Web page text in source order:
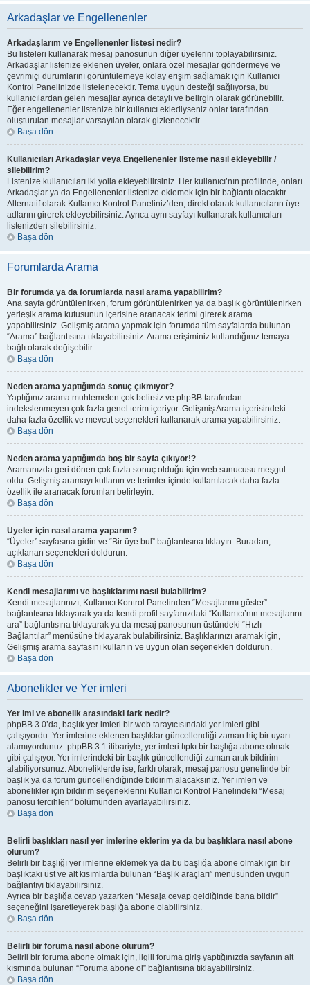
Arkadaşlar ve Engellenenler
Arkadaşlarım ve Engellenenler listesi nedir?
Bu listeleri kullanarak mesaj panosunun diğer üyelerini toplayabilirsiniz.
Arkadaşlar listenize eklenen üyeler, onlara özel mesajlar göndermeye ve
çevrimiçi durumlarını görüntülemeye kolay erişim sağlamak için Kullanıcı
Kontrol Panelinizde listelenecektir. Tema uygun desteği sağlıyorsa, bu
kullanıcılardan gelen mesajlar ayrıca detaylı ve belirgin olarak görünebilir.
Eğer engellenenler listenize bir kullanıcı eklediyseniz onlar tarafından
oluşturulan mesajlar varsayılan olarak gizlenecektir.
Başa dön
Kullanıcıları Arkadaşlar veya Engellenenler listeme nasıl ekleyebilir /
silebilirim?
Listenize kullanıcıları iki yolla ekleyebilirsiniz. Her kullanıcı’nın profilinde, onları
Arkadaşlar ya da Engellenenler listenize eklemek için bir bağlantı olacaktır.
Alternatif olarak Kullanıcı Kontrol Paneliniz’den, direkt olarak kullanıcıların üye
adlarını girerek ekleyebilirsiniz. Ayrıca aynı sayfayı kullanarak kullanıcıları
listenizden silebilirsiniz.
Başa dön
Forumlarda Arama
Bir forumda ya da forumlarda nasıl arama yapabilirim?
Ana sayfa görüntülenirken, forum görüntülenirken ya da başlık görüntülenirken
yerleşik arama kutusunun içerisine aranacak terimi girerek arama
yapabilirsiniz. Gelişmiş arama yapmak için forumda tüm sayfalarda bulunan
“Arama” bağlantısına tıklayabilirsiniz. Arama erişiminiz kullandığınız temaya
bağlı olarak değişebilir.
Başa dön
Neden arama yaptığımda sonuç çıkmıyor?
Yaptığınız arama muhtemelen çok belirsiz ve phpBB tarafından
indekslenmeyen çok fazla genel terim içeriyor. Gelişmiş Arama içerisindeki
daha fazla özellik ve mevcut seçenekleri kullanarak arama yapabilirsiniz.
Başa dön
Neden arama yaptığımda boş bir sayfa çıkıyor!?
Aramanızda geri dönen çok fazla sonuç olduğu için web sunucusu meşgul
oldu. Gelişmiş aramayı kullanın ve terimler içinde kullanılacak daha fazla
özellik ile aranacak forumları belirleyin.
Başa dön
Üyeler için nasıl arama yaparım?
“Üyeler” sayfasına gidin ve “Bir üye bul” bağlantısına tıklayın. Buradan,
açıklanan seçenekleri doldurun.
Başa dön
Kendi mesajlarımı ve başlıklarımı nasıl bulabilirim?
Kendi mesajlarınızı, Kullanıcı Kontrol Panelinden “Mesajlarımı göster”
bağlantısına tıklayarak ya da kendi profil sayfanızdaki “Kullanıcı’nın mesajlarını
ara” bağlantısına tıklayarak ya da mesaj panosunun üstündeki “Hızlı
Bağlantılar” menüsüne tıklayarak bulabilirsiniz. Başlıklarınızı aramak için,
Gelişmiş arama sayfasını kullanın ve uygun olan seçenekleri doldurun.
Başa dön
Abonelikler ve Yer imleri
Yer imi ve abonelik arasındaki fark nedir?
phpBB 3.0’da, başlık yer imleri bir web tarayıcısındaki yer imleri gibi
çalışıyordu. Yer imlerine eklenen başlıklar güncellendiği zaman hiç bir uyarı
alamıyordunuz. phpBB 3.1 itibariyle, yer imleri tıpkı bir başlığa abone olmak
gibi çalışıyor. Yer imlerindeki bir başlık güncellendiği zaman artık bildirim
alabiliyorsunuz. Aboneliklerde ise, farklı olarak, mesaj panosu genelinde bir
başlık ya da forum güncellendiğinde bildirim alacaksınız. Yer imleri ve
abonelikler için bildirim seçeneklerini Kullanıcı Kontrol Panelindeki “Mesaj
panosu tercihleri” bölümünden ayarlayabilirsiniz.
Başa dön
Belirli başlıkları nasıl yer imlerine eklerim ya da bu başlıklara nasıl abone
olurum?
Belirli bir başlığı yer imlerine eklemek ya da bu başlığa abone olmak için bir
başlıktaki üst ve alt kısımlarda bulunan “Başlık araçları” menüsünden uygun
bağlantıyı tıklayabilirsiniz.
Ayrıca bir başlığa cevap yazarken “Mesaja cevap geldiğinde bana bildir”
seçeneğini işaretleyerek başlığa abone olabilirsiniz.
Başa dön
Belirli bir foruma nasıl abone olurum?
Belirli bir foruma abone olmak için, ilgili foruma giriş yaptığınızda sayfanın alt
kısmında bulunan “Foruma abone ol” bağlantısına tıklayabilirsiniz.
Başa dön